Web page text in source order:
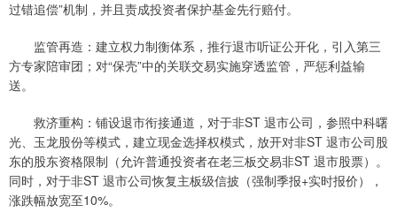
过错追偿”机制，并且责成投资者保护基金先行赔付。
监管再造：建立权力制衡体系，推行退市听证公开化，引入第三
方专家陪审团；对“保壳”中的关联交易实施穿透监管，严惩利益输
送。
救济重构：铺设退市衔接通道，对于非ST 退市公司，参照中科曙
光、玉龙股份等模式，建立现金选择权模式，放开对非ST 退市公司股
东的股东资格限制（允许普通投资者在老三板交易非ST 退市股票）。
同时，对于非ST 退市公司恢复主板级信披（强制季报+实时报价），
涨跌幅放宽至10%。